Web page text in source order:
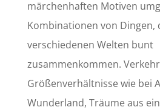
märchenhaften Motiven
Kombinationen von Dingen,
verschiedenen Welten bunt
zusammenkommen.
Größenverhältnisse wie bei
Wunderland, Träume aus